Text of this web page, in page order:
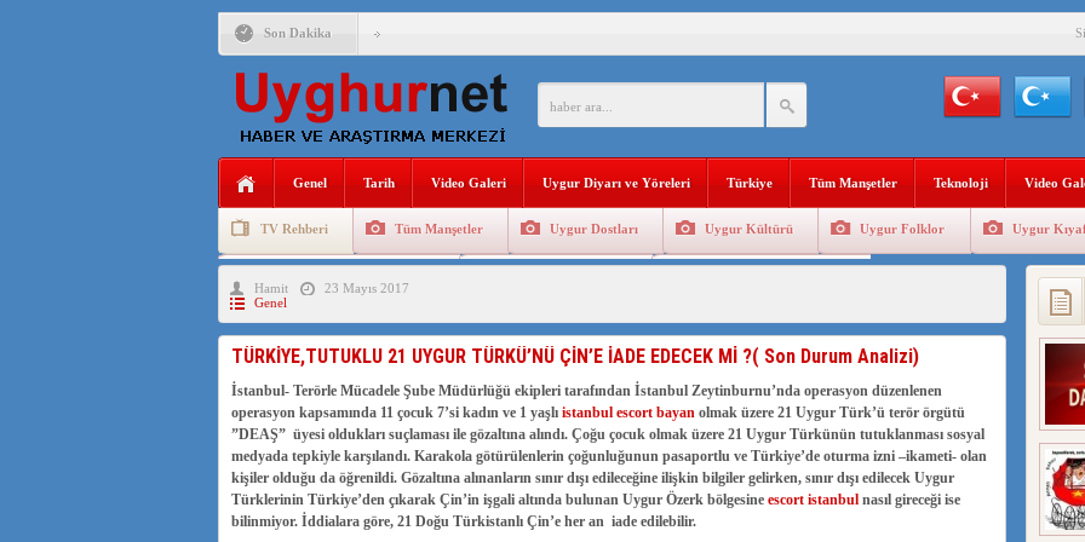
Son Dakika
ANAHTAR PARTİ GENEL BAŞKANI AĞIRALİOĞLU : ÇİN’İN UYGUR SOYKIRIMI BİR HAKİKATTIR!
ÇİN’İN DOĞU TÜRKİSTAN’DAKİ UYGULAMALARI SİSTEMATİK POSTMODERN BİR SOYKIRIMDIR!
DİYANET AKADEMİSİ BAŞKANI DOÇ.DR.KAAN : DOĞU TÜRKİSTAN BİZİM KIRMIZI ÇİZGİMİZDİR!”
150 YILDIR KAYNAYAN YARAMIZ : ÇİN İŞGALİNDEKİ DOĞU TÜRKİSTAN
MHP’DEN URUMÇİ KATLİAMI MESAJİ : 05.07.2009 URUMÇİ ŞEHİTLERİNİ RAHMETLE ANIYORUZ
Genel Tarih Video Galeri Uygur Diyarı ve Yöreleri Türkiye Tüm Manşetler Teknoloji Video
TV Rehberi Tüm Manşetler Uygur Dostları Uygur Kültürü Uygur Folklor Uygur
Uygurlarda Düğün ve Cenaze
Hamit
23 Mayıs 2017
Genel
TÜRKİYE,TUTUKLU 21 UYGUR TÜRKÜ’NÜ ÇİN’E İADE EDECEK Mİ ?( Son Durum Analizi)
İstanbul- Terörle Mücadele Şube Müdürlüğü ekipleri tarafından İstanbul Zeytinburnu’nda operasyon düzenlenen
operasyon kapsamında 11 çocuk 7’si kadın ve 1 yaşlı istanbul escort bayanolmak üzere 21 Uygur Türk’ü terör örgütü
”DEAŞ” üyesi oldukları suçlaması ile gözaltına alındı. Çoğu çocuk olmak üzere 21 Uygur Türkünün tutuklanması sosyal
medyada tepkiyle karşılandı. Karakola götürülenlerin çoğunluğunun pasaportlu ve Türkiye’de oturma izni –ikameti- olan
kişiler olduğu da öğrenildi. Gözaltına alınanların sınır dışı edileceğine ilişkin bilgiler gelirken, sınır dışı edilecek Uygur
Türklerinin Türkiye’den çıkarak Çin’in işgali altında bulunan Uygur Özerk bölgesine escort istanbulnasıl gireceği ise
bilinmiyor. İddialara göre, 21 Doğu Türkistanlı Çin’e her an iade edilebilir.